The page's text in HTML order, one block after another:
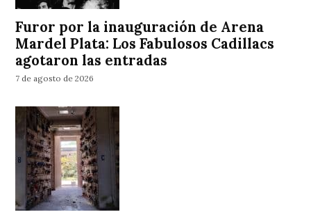
Furor por la inauguración de Arena
Mardel Plata: Los Fabulosos Cadillacs
agotaron las entradas
7 de agosto de 2026